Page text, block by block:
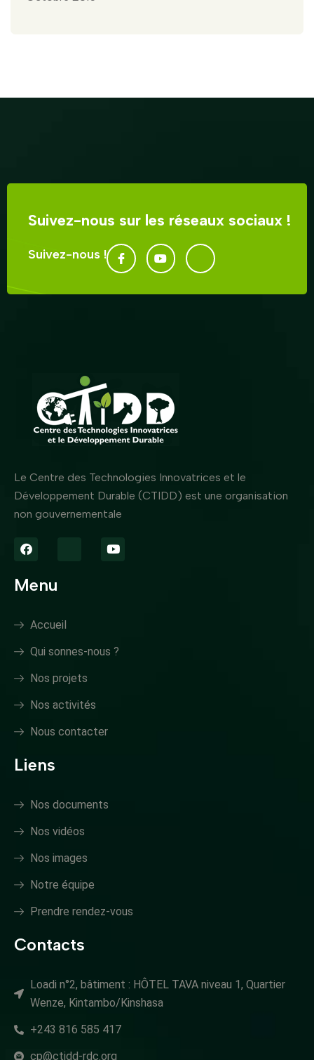
Suivez-nous sur les réseaux sociaux !
Suivez-nous !
Le Centre des Technologies Innovatrices et le
Développement Durable (CTIDD) est une organisation
non gouvernementale
Menu
Accueil
Qui sonnes-nous ?
Nos projets
Nos activités
Nous contacter
Liens
Nos documents
Nos vidéos
Nos images
Notre équipe
Prendre rendez-vous
Contacts
Loadi n°2, bâtiment : HÔTEL TAVA niveau 1, Quartier
Wenze, Kintambo/Kinshasa
+243 816 585 417
cp@ctidd-rdc.org